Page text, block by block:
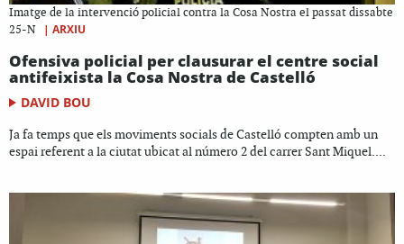
Imatge de la intervenció policial contra la Cosa Nostra el passat dissabte
25-N
| ARXIU
Ofensiva policial per clausurar el centre social
antifeixista la Cosa Nostra de Castelló
DAVID BOU
Ja fa temps que els moviments socials de Castelló compten amb un
espai referent a la ciutat ubicat al número 2 del carrer Sant Miquel....